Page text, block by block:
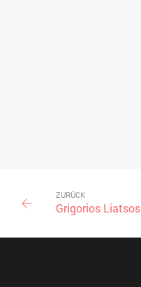
ZURÜCK
Grigorios Liatsos